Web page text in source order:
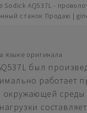
AQ537L -
станок Продаю |
языке оригинала
был
работает
окружающей среды